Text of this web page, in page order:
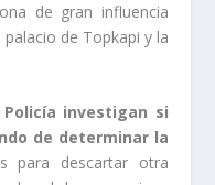
de gran influencia
de Topkapi y la
investigan si
de determinar la
para descartar otra